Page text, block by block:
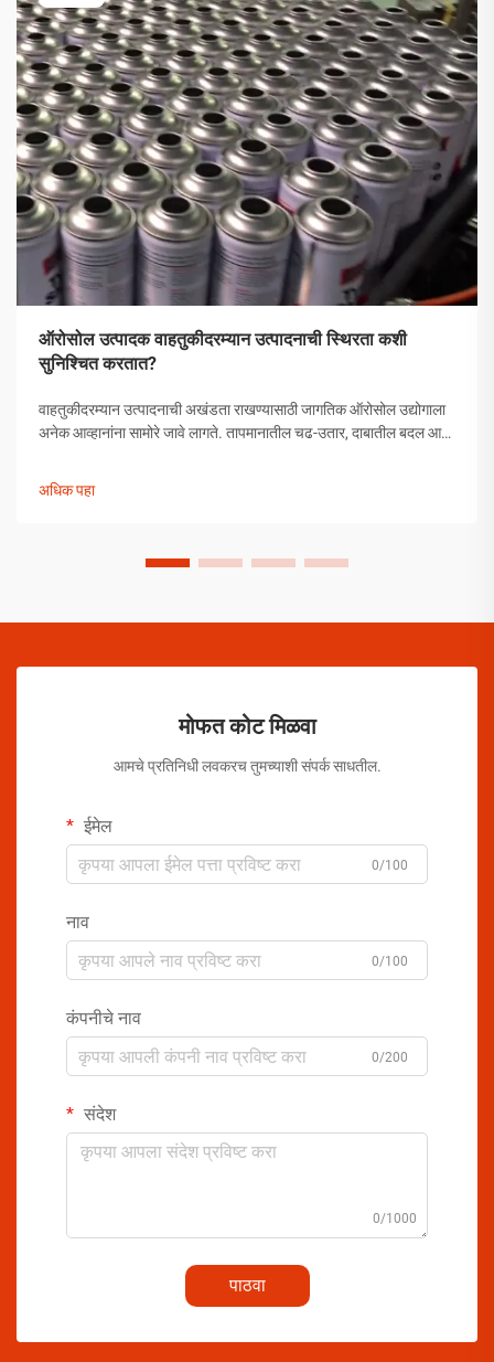
ऑरोसोल उत्पादक वाहतुकीदरम्यान उत्पादनाची स्थिरता कशी
सुनिश्चित करतात?
वाहतुकीदरम्यान उत्पादनाची अखंडता राखण्यासाठी जागतिक ऑरोसोल उद्योगाला
अनेक आव्हानांना सामोरे जावे लागते. तापमानातील चढ-उतार, दाबातील बदल आणि
उपाययोजना राबविल्या पाहिजेत.
अधिक पहा
मोफत कोट मिळवा
आमचे प्रतिनिधी लवकरच तुमच्याशी संपर्क साधतील.
ईमेल
0/100
नाव
0/100
कंपनीचे नाव
0/200
संदेश
0/1000
पाठवा